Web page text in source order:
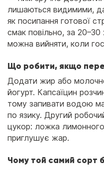
лишаються видимими,
як посипання готової
смак повільно, за 20–30
можна вийняти, коли
Що робити, якщо
Додати жир або
йогурт. Капсаїцин
тому запивати водою
по язику. Другий
цукор: ложка
приглушує жар.
Чому той самий сорт